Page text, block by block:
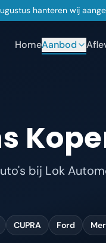
hanteren wij
HomeAanbod
bij Lok
CUPRA Ford